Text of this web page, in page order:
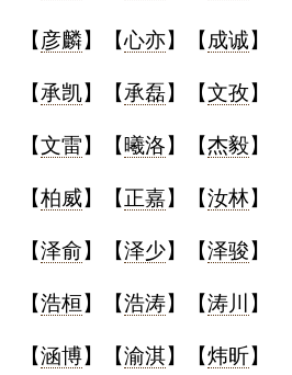
【 彦麟】【心亦】【 成诚】
【承凯】【承磊】【文孜】
【文雷】【 曦洛】【杰毅】
【柏威】【正嘉】【汝林】
【泽俞】【泽少】【泽骏】
【浩桓】【浩涛】【涛川 】
【涵博】【渝淇】【炜昕】